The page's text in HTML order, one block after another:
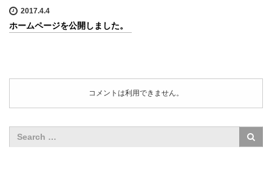
2017.4.4
ホームページを公開しました。
コメントは利用できません。